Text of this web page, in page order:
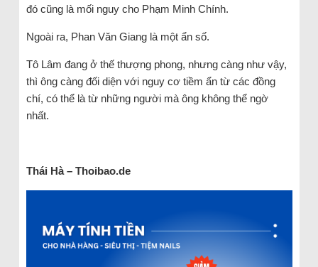
đó cũng là mối nguy cho Phạm Minh Chính.
Ngoài ra, Phan Văn Giang là một ẩn số.
Tô Lâm đang ở thế thượng phong, nhưng càng như vậy,
thì ông càng đối diện với nguy cơ tiềm ẩn từ các đồng
chí, có thể là từ những người mà ông không thể ngờ
nhất.
Thái Hà – Thoibao.de